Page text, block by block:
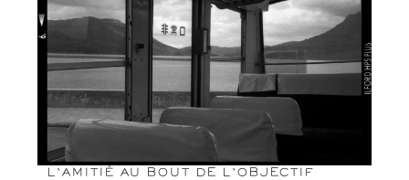
L’AMITIÉ AU BOUT DE L’OBJECTIF